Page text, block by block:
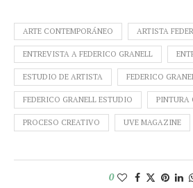
ARTE CONTEMPORÁNEO ARTISTA
ENTREVISTA A FEDERICO GRANELL
ESTUDIO DE ARTISTA FEDERICO
FEDERICO GRANELL ESTUDIO PINTURA
PROCESO CREATIVO UVE MAGAZINE
0